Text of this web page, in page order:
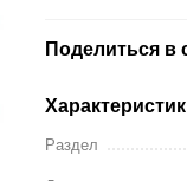
Поделиться в
Раздел